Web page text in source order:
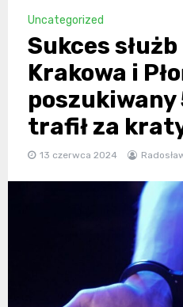
Uncategorized
Sukces
Krakowa i
trafił za
13 czerwca 2024